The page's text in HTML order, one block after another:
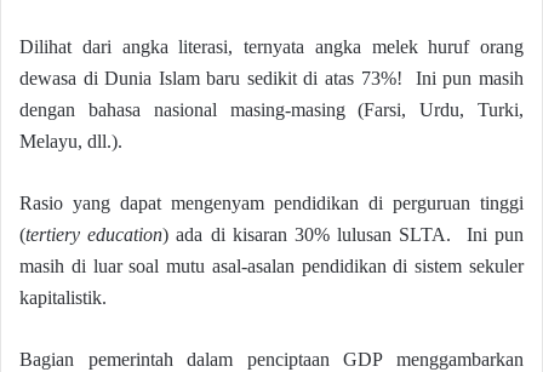
Dilihat dari angka literasi, ternyata angka melek huruf orang
dewasa di Dunia Islam baru sedikit di atas 73%! Ini pun masih
dengan bahasa nasional masing-masing (Farsi, Urdu, Turki,
Melayu, dll.).
Rasio yang dapat mengenyam pendidikan di perguruan tinggi
(tertiery education) ada di kisaran 30% lulusan SLTA. Ini pun
masih di luar soal mutu asal-asalan pendidikan di sistem sekuler
kapitalistik.
Bagian pemerintah dalam penciptaan GDP menggambarkan